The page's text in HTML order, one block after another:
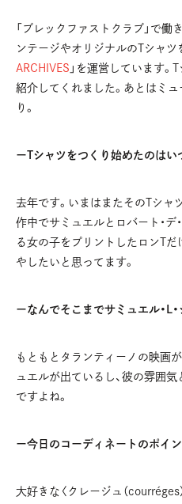
「ブレックファストクラブ」で働
ンテージやオリジナルのTシャツ
ARCHIVES 」を運営しています。
紹介してくれました。あとはミ
り。
ーTシャツをつくり始めたのはい
去年です。いまはまたそのTシャツ
作中でサミュエルとロバート・デ
る女の子をプリントしたロンTだ
やしたいと思ってます。
ーなんでそこまでサミュエル・L
もともとタランティーノの映画
ュエルが出ているし、彼の雰囲
ですよね。
ー今日のコーディネートのポイン
大好きな〈クレージュ（courréges